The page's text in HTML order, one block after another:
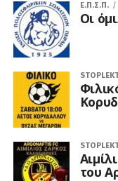
Ε.Π.Σ.Π.
Οι
του